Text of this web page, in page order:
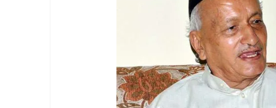
दो हफ्ते के लिए बढ़ाया लॉकडाउन: गृह मंत्रालय